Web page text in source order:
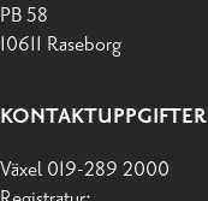
PB 58
10611 Raseborg
KONTAKTUPPGIFTER
Växel 019-289 2000